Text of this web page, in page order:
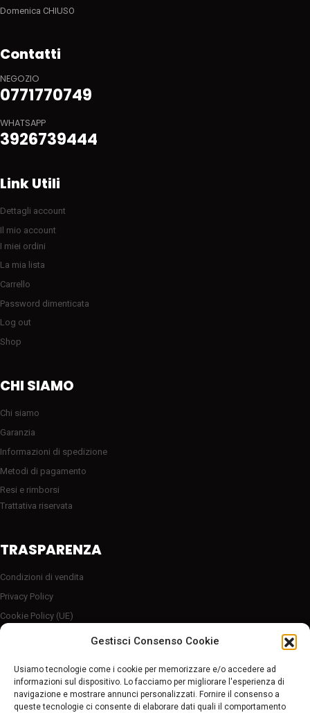
Gestisci Consenso Cookie
Usiamo tecnologie come i cookie per memorizzare e/o accedere ad
informazioni sul dispositivo. Lo facciamo per migliorare l'esperienza di
navigazione e mostrare annunci personalizzati. Fornire il consenso a
queste tecnologie ci consente di elaborare dati quali il comportamento
Domenica CHIUSO
Contatti
NEGOZIO
0771770749
WHATSAPP
3926739444
Link Utili
Dettagli account
Il mio account
I miei ordini
La mia lista
Carrello
Password dimenticata
Log out
Shop
CHI SIAMO
Chi siamo
Garanzia
Informazioni di spedizione
Metodi di pagamento
Resi e rimborsi
Trattativa riservata
TRASPARENZA
Condizioni di vendita
Privacy Policy
Cookie Policy (UE)
Server sicuro HTTP2/SSL
Pagamenti sicuri